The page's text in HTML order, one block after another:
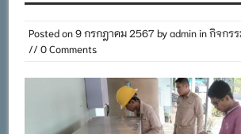
พระชนมพรรษา พระบาทสมเด็จ
กรกฎาคม ๒๕๖๙
กิจกรรมถวายเทียนพรรษา สืบส
เนื่องในวันอาสาฬหบูชาและวันเข้
กิจกรรม SAFETY FOR KIDS เส
Posted on9 กรกฎาคม 2567byadmininกิจกร
// 0 Comments